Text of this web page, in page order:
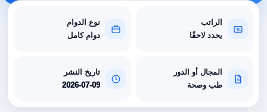
الراتب
يحدد لاحقًا
نوع الدوام
دوام كامل
المجال أو الدور
طب وصحة
تاريخ النشر
2026-07-09